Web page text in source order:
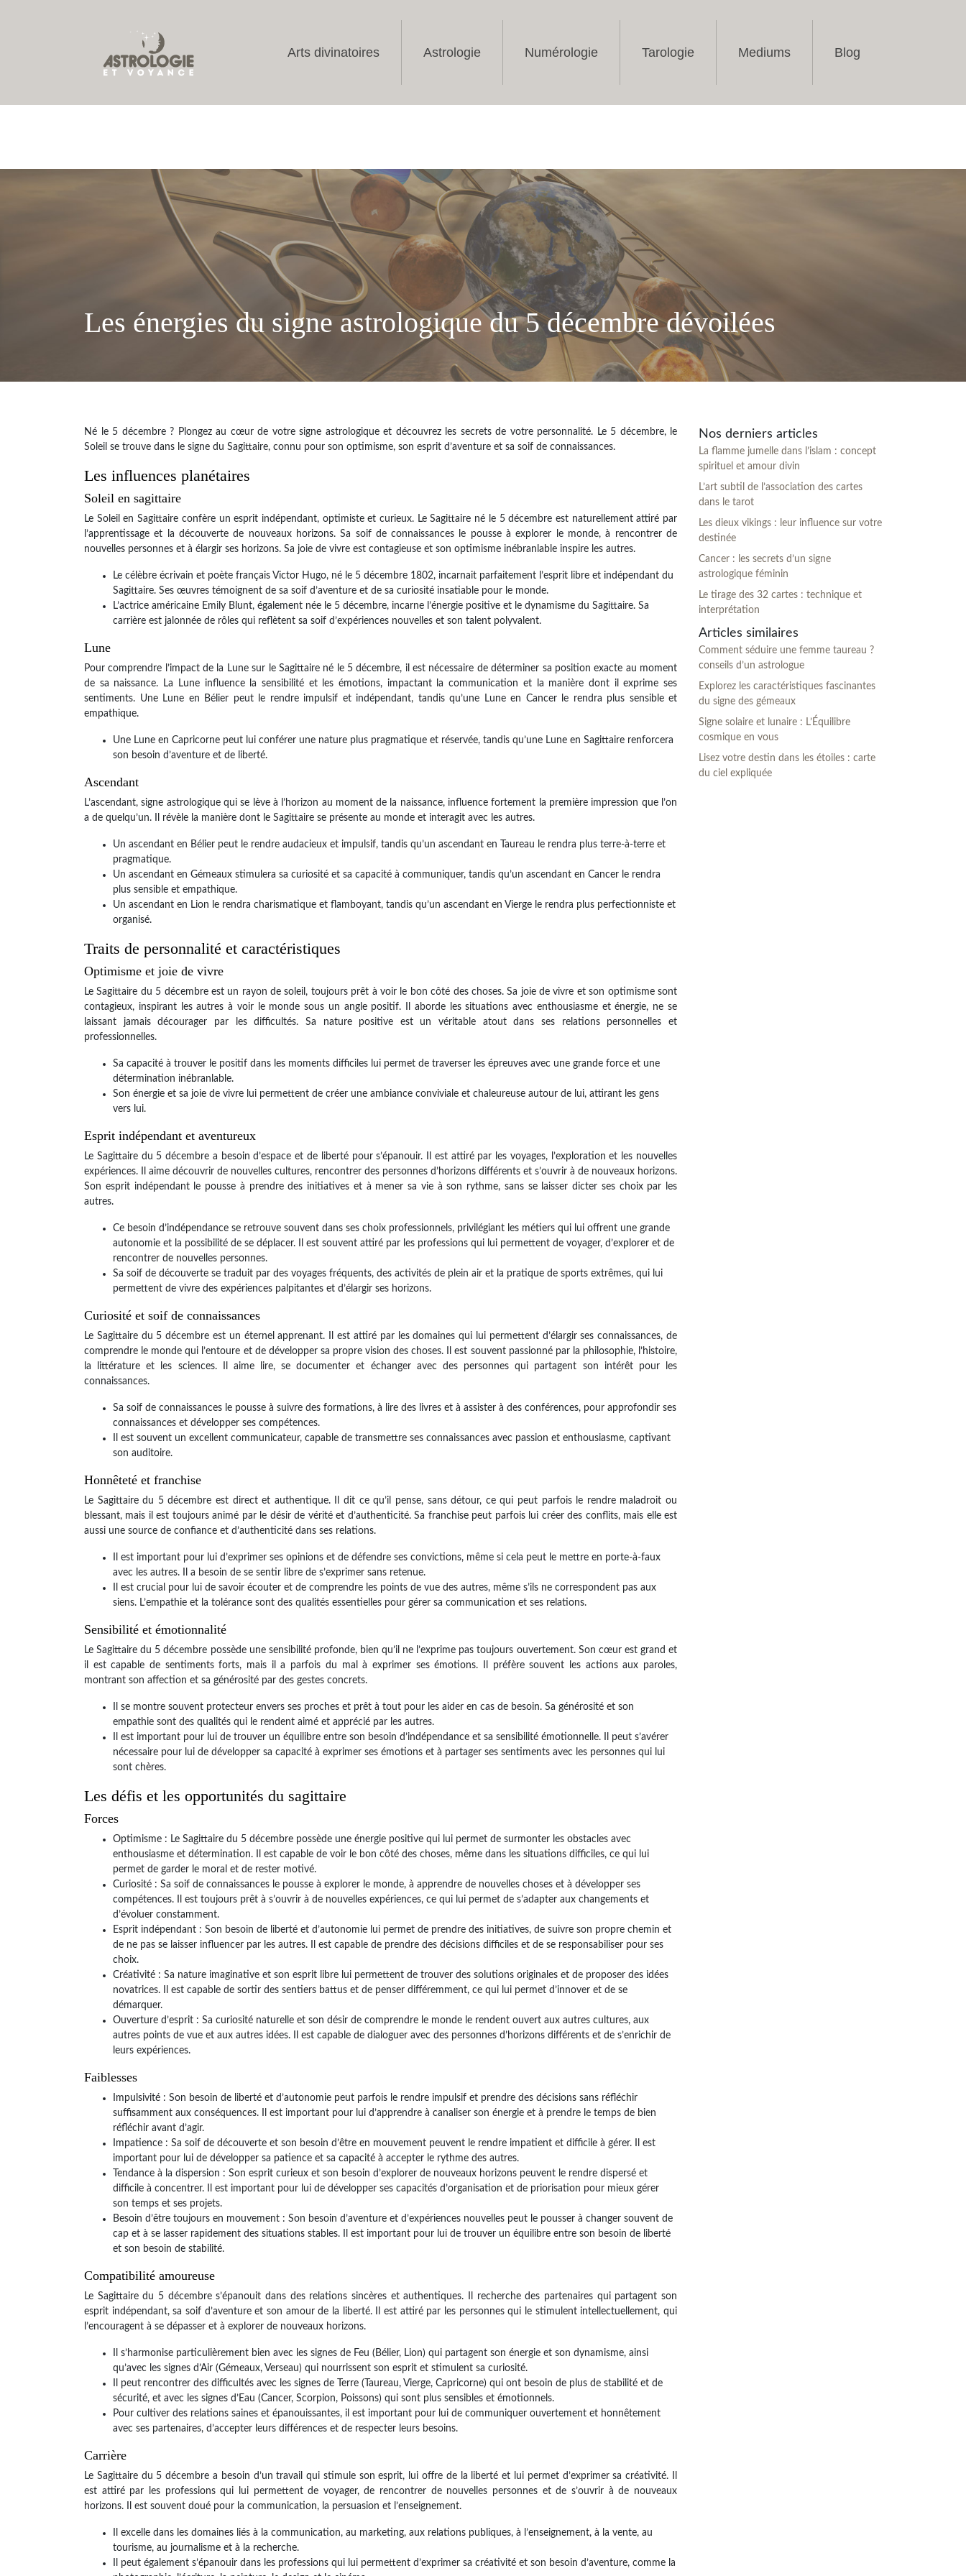
Arts divinatoires Astrologie Numérologie Tarologie Mediums Blog
Les énergies du signe astrologique du 5 décembre dévoilées
Né le 5 décembre ? Plongez au cœur de votre signe astrologique et découvrez les secrets de votre personnalité. Le 5 décembre, le
Soleil se trouve dans le signe du Sagittaire, connu pour son optimisme, son esprit d’aventure et sa soif de connaissances.
Les influences planétaires
Soleil en sagittaire
Le Soleil en Sagittaire confère un esprit indépendant, optimiste et curieux. Le Sagittaire né le 5 décembre est naturellement attiré par
l’apprentissage et la découverte de nouveaux horizons. Sa soif de connaissances le pousse à explorer le monde, à rencontrer de
nouvelles personnes et à élargir ses horizons. Sa joie de vivre est contagieuse et son optimisme inébranlable inspire les autres.
Le célèbre écrivain et poète français Victor Hugo, né le 5 décembre 1802, incarnait parfaitement l’esprit libre et indépendant du
Sagittaire. Ses œuvres témoignent de sa soif d’aventure et de sa curiosité insatiable pour le monde.
L’actrice américaine Emily Blunt, également née le 5 décembre, incarne l’énergie positive et le dynamisme du Sagittaire. Sa
carrière est jalonnée de rôles qui reflètent sa soif d’expériences nouvelles et son talent polyvalent.
Lune
Pour comprendre l’impact de la Lune sur le Sagittaire né le 5 décembre, il est nécessaire de déterminer sa position exacte au moment
de sa naissance. La Lune influence la sensibilité et les émotions, impactant la communication et la manière dont il exprime ses
sentiments. Une Lune en Bélier peut le rendre impulsif et indépendant, tandis qu’une Lune en Cancer le rendra plus sensible et
empathique.
Une Lune en Capricorne peut lui conférer une nature plus pragmatique et réservée, tandis qu’une Lune en Sagittaire renforcera
son besoin d’aventure et de liberté.
Ascendant
L’ascendant, signe astrologique qui se lève à l’horizon au moment de la naissance, influence fortement la première impression que l’on
a de quelqu’un. Il révèle la manière dont le Sagittaire se présente au monde et interagit avec les autres.
Un ascendant en Bélier peut le rendre audacieux et impulsif, tandis qu’un ascendant en Taureau le rendra plus terre-à-terre et
pragmatique.
Un ascendant en Gémeaux stimulera sa curiosité et sa capacité à communiquer, tandis qu’un ascendant en Cancer le rendra
plus sensible et empathique.
Un ascendant en Lion le rendra charismatique et flamboyant, tandis qu’un ascendant en Vierge le rendra plus perfectionniste et
organisé.
Traits de personnalité et caractéristiques
Optimisme et joie de vivre
Le Sagittaire du 5 décembre est un rayon de soleil, toujours prêt à voir le bon côté des choses. Sa joie de vivre et son optimisme sont
contagieux, inspirant les autres à voir le monde sous un angle positif. Il aborde les situations avec enthousiasme et énergie, ne se
laissant jamais décourager par les difficultés. Sa nature positive est un véritable atout dans ses relations personnelles et
professionnelles.
Sa capacité à trouver le positif dans les moments difficiles lui permet de traverser les épreuves avec une grande force et une
détermination inébranlable.
Son énergie et sa joie de vivre lui permettent de créer une ambiance conviviale et chaleureuse autour de lui, attirant les gens
vers lui.
Esprit indépendant et aventureux
Le Sagittaire du 5 décembre a besoin d’espace et de liberté pour s’épanouir. Il est attiré par les voyages, l’exploration et les nouvelles
expériences. Il aime découvrir de nouvelles cultures, rencontrer des personnes d’horizons différents et s’ouvrir à de nouveaux horizons.
Son esprit indépendant le pousse à prendre des initiatives et à mener sa vie à son rythme, sans se laisser dicter ses choix par les
autres.
Ce besoin d’indépendance se retrouve souvent dans ses choix professionnels, privilégiant les métiers qui lui offrent une grande
autonomie et la possibilité de se déplacer. Il est souvent attiré par les professions qui lui permettent de voyager, d’explorer et de
rencontrer de nouvelles personnes.
Sa soif de découverte se traduit par des voyages fréquents, des activités de plein air et la pratique de sports extrêmes, qui lui
permettent de vivre des expériences palpitantes et d’élargir ses horizons.
Curiosité et soif de connaissances
Le Sagittaire du 5 décembre est un éternel apprenant. Il est attiré par les domaines qui lui permettent d’élargir ses connaissances, de
comprendre le monde qui l’entoure et de développer sa propre vision des choses. Il est souvent passionné par la philosophie, l’histoire,
la littérature et les sciences. Il aime lire, se documenter et échanger avec des personnes qui partagent son intérêt pour les
connaissances.
Sa soif de connaissances le pousse à suivre des formations, à lire des livres et à assister à des conférences, pour approfondir ses
connaissances et développer ses compétences.
Il est souvent un excellent communicateur, capable de transmettre ses connaissances avec passion et enthousiasme, captivant
son auditoire.
Honnêteté et franchise
Le Sagittaire du 5 décembre est direct et authentique. Il dit ce qu’il pense, sans détour, ce qui peut parfois le rendre maladroit ou
blessant, mais il est toujours animé par le désir de vérité et d’authenticité. Sa franchise peut parfois lui créer des conflits, mais elle est
aussi une source de confiance et d’authenticité dans ses relations.
Il est important pour lui d’exprimer ses opinions et de défendre ses convictions, même si cela peut le mettre en porte-à-faux
avec les autres. Il a besoin de se sentir libre de s’exprimer sans retenue.
Il est crucial pour lui de savoir écouter et de comprendre les points de vue des autres, même s’ils ne correspondent pas aux
siens. L’empathie et la tolérance sont des qualités essentielles pour gérer sa communication et ses relations.
Sensibilité et émotionnalité
Le Sagittaire du 5 décembre possède une sensibilité profonde, bien qu’il ne l’exprime pas toujours ouvertement. Son cœur est grand et
il est capable de sentiments forts, mais il a parfois du mal à exprimer ses émotions. Il préfère souvent les actions aux paroles,
montrant son affection et sa générosité par des gestes concrets.
Il se montre souvent protecteur envers ses proches et prêt à tout pour les aider en cas de besoin. Sa générosité et son
empathie sont des qualités qui le rendent aimé et apprécié par les autres.
Il est important pour lui de trouver un équilibre entre son besoin d’indépendance et sa sensibilité émotionnelle. Il peut s’avérer
nécessaire pour lui de développer sa capacité à exprimer ses émotions et à partager ses sentiments avec les personnes qui lui
sont chères.
Les défis et les opportunités du sagittaire
Forces
Optimisme : Le Sagittaire du 5 décembre possède une énergie positive qui lui permet de surmonter les obstacles avec
enthousiasme et détermination. Il est capable de voir le bon côté des choses, même dans les situations difficiles, ce qui lui
permet de garder le moral et de rester motivé.
Curiosité : Sa soif de connaissances le pousse à explorer le monde, à apprendre de nouvelles choses et à développer ses
compétences. Il est toujours prêt à s’ouvrir à de nouvelles expériences, ce qui lui permet de s’adapter aux changements et
d’évoluer constamment.
Esprit indépendant : Son besoin de liberté et d’autonomie lui permet de prendre des initiatives, de suivre son propre chemin et
de ne pas se laisser influencer par les autres. Il est capable de prendre des décisions difficiles et de se responsabiliser pour ses
choix.
Créativité : Sa nature imaginative et son esprit libre lui permettent de trouver des solutions originales et de proposer des idées
novatrices. Il est capable de sortir des sentiers battus et de penser différemment, ce qui lui permet d’innover et de se
démarquer.
Ouverture d’esprit : Sa curiosité naturelle et son désir de comprendre le monde le rendent ouvert aux autres cultures, aux
autres points de vue et aux autres idées. Il est capable de dialoguer avec des personnes d’horizons différents et de s’enrichir de
leurs expériences.
Faiblesses
Impulsivité : Son besoin de liberté et d’autonomie peut parfois le rendre impulsif et prendre des décisions sans réfléchir
suffisamment aux conséquences. Il est important pour lui d’apprendre à canaliser son énergie et à prendre le temps de bien
réfléchir avant d’agir.
Impatience : Sa soif de découverte et son besoin d’être en mouvement peuvent le rendre impatient et difficile à gérer. Il est
important pour lui de développer sa patience et sa capacité à accepter le rythme des autres.
Tendance à la dispersion : Son esprit curieux et son besoin d’explorer de nouveaux horizons peuvent le rendre dispersé et
difficile à concentrer. Il est important pour lui de développer ses capacités d’organisation et de priorisation pour mieux gérer
son temps et ses projets.
Besoin d’être toujours en mouvement : Son besoin d’aventure et d’expériences nouvelles peut le pousser à changer souvent de
cap et à se lasser rapidement des situations stables. Il est important pour lui de trouver un équilibre entre son besoin de liberté
et son besoin de stabilité.
Compatibilité amoureuse
Le Sagittaire du 5 décembre s’épanouit dans des relations sincères et authentiques. Il recherche des partenaires qui partagent son
esprit indépendant, sa soif d’aventure et son amour de la liberté. Il est attiré par les personnes qui le stimulent intellectuellement, qui
l’encouragent à se dépasser et à explorer de nouveaux horizons.
Il s’harmonise particulièrement bien avec les signes de Feu (Bélier, Lion) qui partagent son énergie et son dynamisme, ainsi
qu’avec les signes d’Air (Gémeaux, Verseau) qui nourrissent son esprit et stimulent sa curiosité.
Il peut rencontrer des difficultés avec les signes de Terre (Taureau, Vierge, Capricorne) qui ont besoin de plus de stabilité et de
sécurité, et avec les signes d’Eau (Cancer, Scorpion, Poissons) qui sont plus sensibles et émotionnels.
Pour cultiver des relations saines et épanouissantes, il est important pour lui de communiquer ouvertement et honnêtement
avec ses partenaires, d’accepter leurs différences et de respecter leurs besoins.
Carrière
Le Sagittaire du 5 décembre a besoin d’un travail qui stimule son esprit, lui offre de la liberté et lui permet d’exprimer sa créativité. Il
est attiré par les professions qui lui permettent de voyager, de rencontrer de nouvelles personnes et de s’ouvrir à de nouveaux
horizons. Il est souvent doué pour la communication, la persuasion et l’enseignement.
Il excelle dans les domaines liés à la communication, au marketing, aux relations publiques, à l’enseignement, à la vente, au
tourisme, au journalisme et à la recherche.
Il peut également s’épanouir dans les professions qui lui permettent d’exprimer sa créativité et son besoin d’aventure, comme la
Nos derniers articles
La flamme jumelle dans l’islam : concept
spirituel et amour divin
L’art subtil de l’association des cartes
dans le tarot
Les dieux vikings : leur influence sur votre
destinée
Cancer : les secrets d’un signe
astrologique féminin
Le tirage des 32 cartes : technique et
interprétation
Articles similaires
Comment séduire une femme taureau ?
conseils d’un astrologue
Explorez les caractéristiques fascinantes
du signe des gémeaux
Signe solaire et lunaire : L’Équilibre
cosmique en vous
Lisez votre destin dans les étoiles : carte
du ciel expliquée